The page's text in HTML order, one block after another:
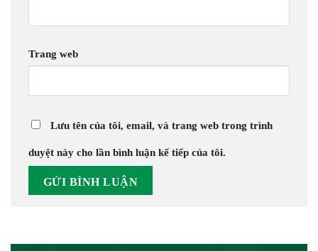
Trang web
Lưu tên của tôi, email, và trang web trong trình
duyệt này cho lần bình luận kế tiếp của tôi.